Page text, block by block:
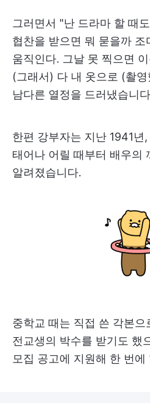
그러면서 "난 드라마 할 때
협찬을 받으면 뭐 묻을까 조
움직인다. 그날 못 찍으면
(그래서) 다 내 옷으로 (촬
남다른 열정을 드러냈습니
한편 강부자는 지난 1941년
태어나 어릴 때부터 배우의
알려졌습니다.
중학교 때는 직접 쓴 각본으
전교생의 박수를 받기도 했
모집 공고에 지원해 한 번